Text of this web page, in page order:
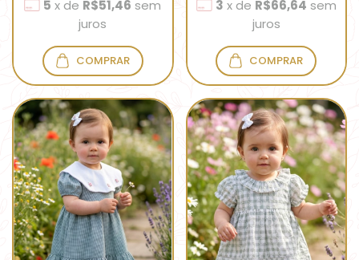
5 x de R$51,46 sem
juros
COMPRAR
3 x de R$66,64 sem
juros
COMPRAR